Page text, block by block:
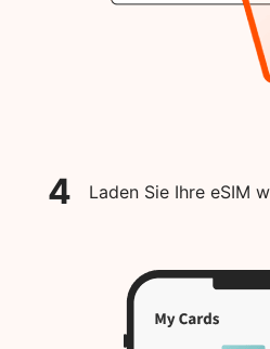
4 Laden Sie Ihre eSIM